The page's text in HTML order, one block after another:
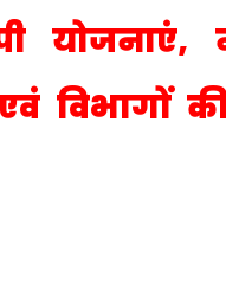
विभागों